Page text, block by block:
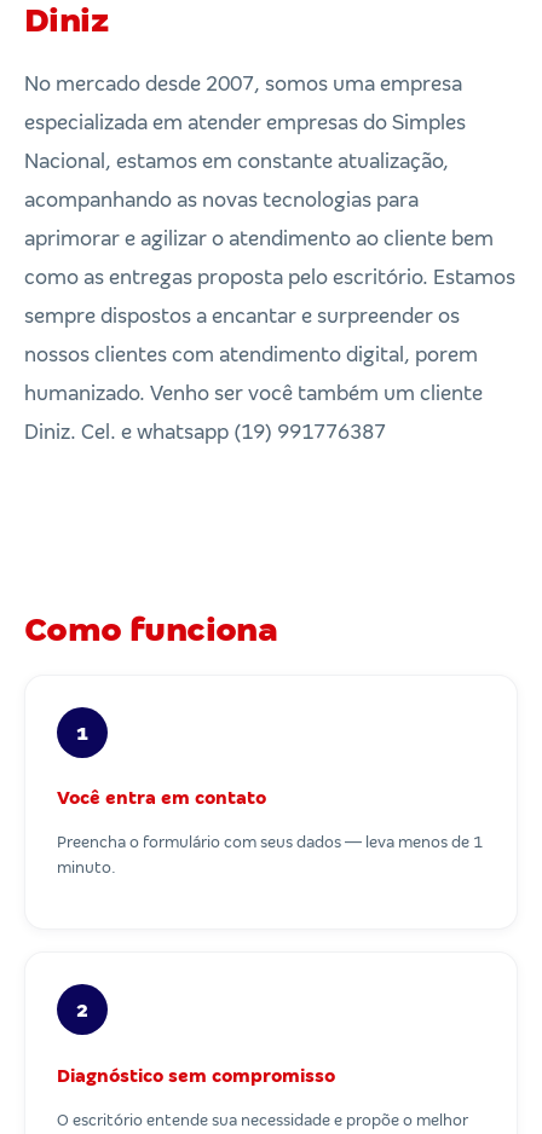
Diniz
No mercado desde 2007, somos uma empresa
especializada em atender empresas do Simples
Nacional, estamos em constante atualização,
acompanhando as novas tecnologias para
aprimorar e agilizar o atendimento ao cliente bem
como as entregas proposta pelo escritório. Estamos
sempre dispostos a encantar e surpreender os
nossos clientes com atendimento digital, porem
humanizado. Venho ser você também um cliente
Diniz. Cel. e whatsapp (19) 991776387
Como funciona
1
Você entra em contato
Preencha o formulário com seus dados — leva menos de 1
minuto.
2
Diagnóstico sem compromisso
O escritório entende sua necessidade e propõe o melhor